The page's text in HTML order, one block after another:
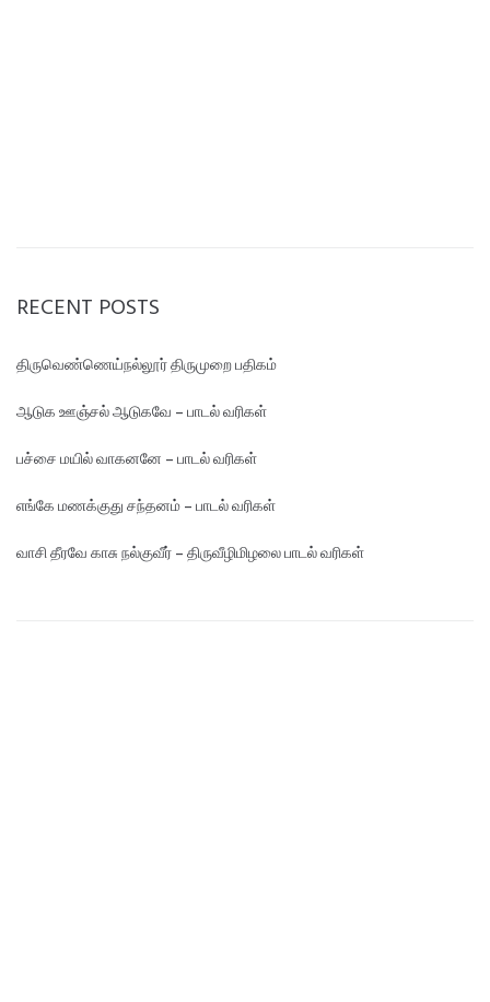
RECENT POSTS
திருவெண்ணெய்நல்லூர் திருமுறை பதிகம்
ஆடுக ஊஞ்சல் ஆடுகவே – பாடல் வரிகள்
பச்சை மயில் வாகனனே – பாடல் வரிகள்
எங்கே மண‌க்குது சந்தனம் – பாடல் வரிகள்
வாசி தீரவே காசு நல்குவீர் – திருவீழிமிழலை பாடல் வரிகள்